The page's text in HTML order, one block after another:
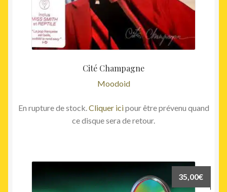
Cité Champagne
Moodoid
En rupture de stock.Cliquer icipour être prévenu quand
ce disque sera de retour.
35,00€